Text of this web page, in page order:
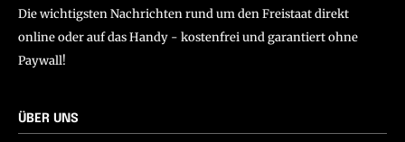
Die wichtigsten Nachrichten rund um den Freistaat direkt
online oder auf das Handy - kostenfrei und garantiert ohne
Paywall!
ÜBER UNS